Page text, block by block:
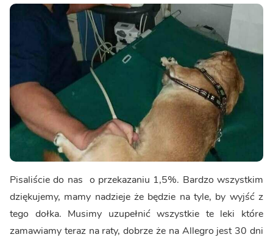
Pisaliście do nas o przekazaniu 1,5%. Bardzo wszystkim
dziękujemy, mamy nadzieje że będzie na tyle, by wyjść z
tego dołka. Musimy uzupełnić wszystkie te leki które
zamawiamy teraz na raty, dobrze że na Allegro jest 30 dni